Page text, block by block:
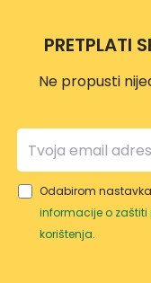
PRETPLATI
Ne propusti
Odabirom
informacije o
korištenja.